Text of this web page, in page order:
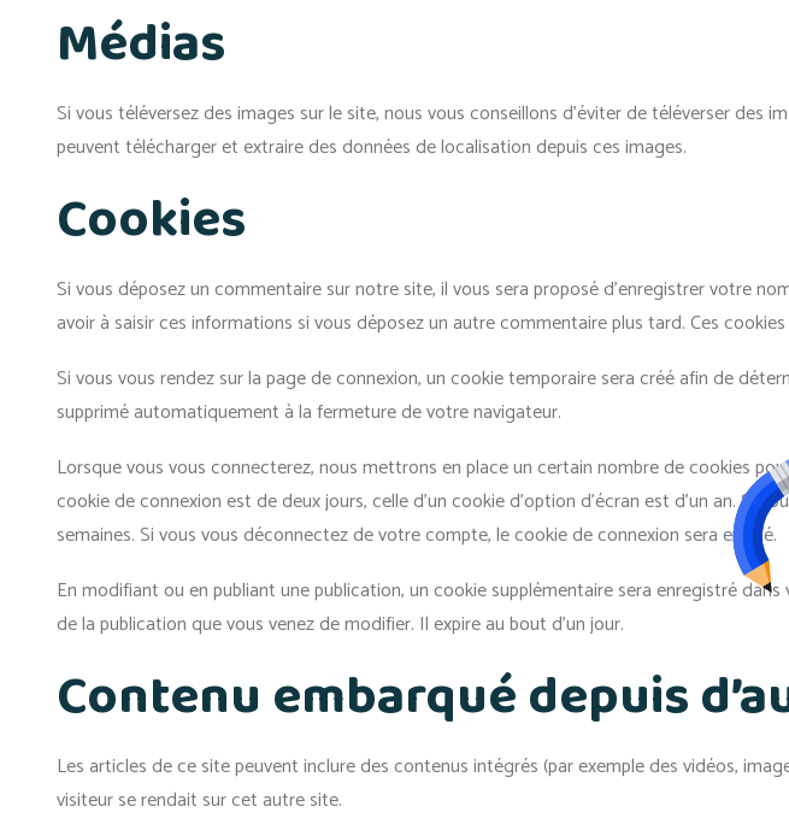
Médias
Si vous téléversez des images sur le site, nous vous conseillons d’éviter de téléverser
peuvent télécharger et extraire des données de localisation depuis ces images.
Cookies
Si vous déposez un commentaire sur notre site, il vous sera proposé d’enregistrer votre
avoir à saisir ces informations si vous déposez un autre commentaire plus tard. Ces
Si vous vous rendez sur la page de connexion, un cookie temporaire sera créé afin de
supprimé automatiquement à la fermeture de votre navigateur.
Lorsque vous vous connecterez, nous mettrons en place un certain nombre de cookies
cookie de connexion est de deux jours, celle d’un cookie d’option d’écran est d’un an. Si
semaines. Si vous vous déconnectez de votre compte, le cookie de connexion sera effacé.
En modifiant ou en publiant une publication, un cookie supplémentaire sera enregistré
de la publication que vous venez de modifier. Il expire au bout d’un jour.
Contenu embarqué depuis
Les articles de ce site peuvent inclure des contenus intégrés (par exemple des vidéos,
visiteur se rendait sur cet autre site.